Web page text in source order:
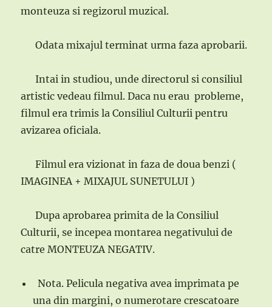
monteuza si regizorul muzical.
Odata mixajul terminat urma faza aprobarii.
Intai in studiou, unde directorul si consiliul
artistic vedeau filmul. Daca nu erau probleme,
filmul era trimis la Consiliul Culturii pentru
avizarea oficiala.
Filmul era vizionat in faza de doua benzi (
IMAGINEA + MIXAJUL SUNETULUI )
Dupa aprobarea primita de la Consiliul
Culturii, se incepea montarea negativului de
catre MONTEUZA NEGATIV.
Nota. Pelicula negativa avea imprimata pe
una din margini, o numerotare crescatoare